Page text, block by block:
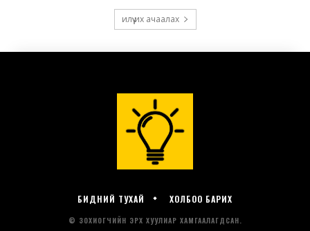
БИДНИЙ ТУХАЙ ХОЛБОО БАРИХ
© ЗОХИОГЧИЙН ЭРХ ХУУЛИАР ХАМГААЛАГДСАН.